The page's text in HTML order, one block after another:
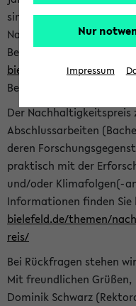
sind herzlich eingeladen
Nachhaltigkeitsbüro zu
Bewerbung dieses
bielefeld.de/frontend-
Bewerbungsfrist endet am
Der Nachhaltigkeitspreis
Abschlussarbeiten
deren
praktisch mit der
und/oder Klimafolgen(-
Informationen finden Sie
bielefeld.de/themen/
reis/
Bei Rückfragen stehen
Mit freundlichen Grüßen,
Dominik Schwarz
Nur
Impressum